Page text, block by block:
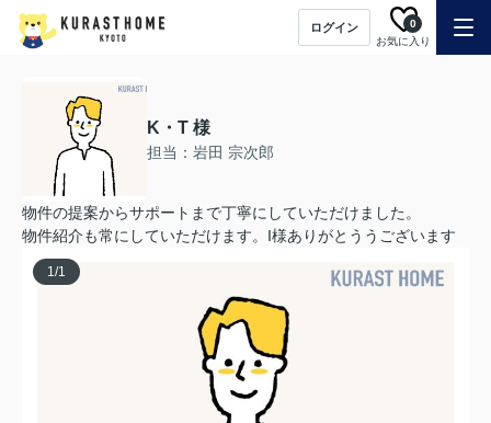
ログイン
お気に入り
0
K・T 様
担当：岩田 宗次郎
物件の提案からサポートまで丁寧にしていただけました。
物件紹介も常にしていただけます。I様ありがとううございます
1/1